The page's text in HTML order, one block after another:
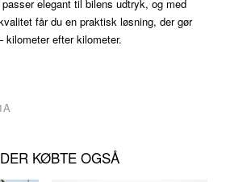
elegant til bilens udtryk, og med
får du en praktisk løsning, der gør
kilometer efter kilometer.
KØBTE OGSÅ